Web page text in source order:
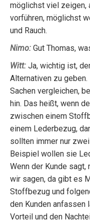
möglichst viel zeigen,
vorführen, möglichst
und Rauch.
Nimo: Gut Thomas,
Witt: Ja, wichtig ist,
Alternativen zu
Sachen vergleichen,
hin. Das heißt, wenn
zwischen einem
einem Lederbezug,
sollten immer nur
Beispiel wollen sie
Wenn der Kunde sagt,
wir sagen, da gibt es
Stoffbezug und
den Kunden anfassen
Vorteil und den